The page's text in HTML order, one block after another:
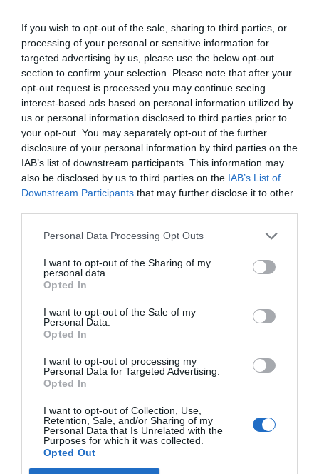
If you wish to opt-out of the sale, sharing to third parties, or
processing of your personal or sensitive information for
targeted advertising by us, please use the below opt-out
section to confirm your selection. Please note that after your
opt-out request is processed you may continue seeing
interest-based ads based on personal information utilized by
us or personal information disclosed to third parties prior to
your opt-out. You may separately opt-out of the further
disclosure of your personal information by third parties on the
IAB’s list of downstream participants. This information may
also be disclosed by us to third parties on the IAB’s List of
Downstream Participants that may further disclose it to other
Personal Data Processing Opt Outs
I want to opt-out of the Sharing of my
personal data.
Opted In
I want to opt-out of the Sale of my
Personal Data.
Opted In
I want to opt-out of processing my
Personal Data for Targeted Advertising.
Opted In
I want to opt-out of Collection, Use,
Retention, Sale, and/or Sharing of my
Personal Data that Is Unrelated with the
Purposes for which it was collected.
Opted Out